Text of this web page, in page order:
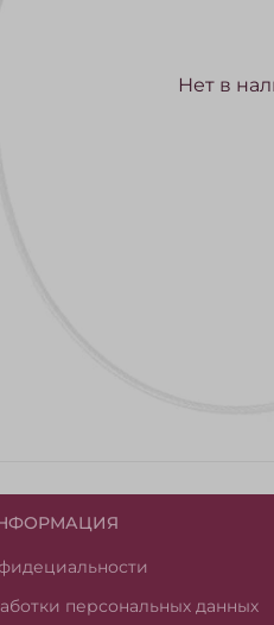
Нет в
персональных данных